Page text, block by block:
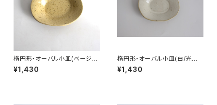
楕円形・オーバル小皿(ベージュ/
点模様/光沢/白御影土)
¥1,430
楕円形・オーバル小皿(白/光沢/
白御影土)
¥1,430